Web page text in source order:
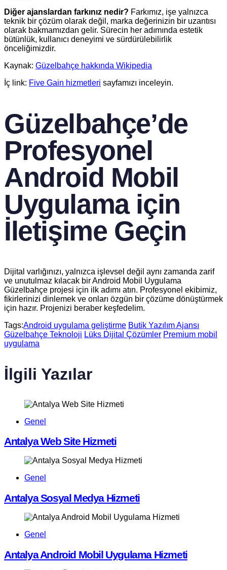
Diğer ajanslardan farkınız nedir? Farkımız, işe yalnızca
teknik bir çözüm olarak değil, marka değerinizin bir uzantısı
olarak bakmamızdan gelir. Sürecin her adımında estetik
bütünlük, kullanıcı deneyimi ve sürdürülebilirlik
önceliğimizdir.
Kaynak: Güzelbahçe hakkında Wikipedia
İç link: Five Gain hizmetleri sayfamızı inceleyin.
Güzelbahçe’de
Profesyonel
Android Mobil
Uygulama için
İletişime Geçin
Dijital varlığınızı, yalnızca işlevsel değil aynı zamanda zarif
ve unutulmaz kılacak bir Android Mobil Uygulama
Güzelbahçe projesi için ilk adımı atın. Profesyonel ekibimiz,
fikirlerinizi dinlemek ve onları özgün bir çözüme dönüştürmek
için hazır. Projenizi beraber keşfedelim.
Tags:Android uygulama geliştirme Butik Yazılım Ajansı
Güzelbahçe Teknoloji Lüks Dijital Çözümler Premium mobil
uygulama
İlgili Yazılar
Genel
Antalya Web Site Hizmeti
Genel
Antalya Sosyal Medya Hizmeti
Genel
Antalya Android Mobil Uygulama Hizmeti